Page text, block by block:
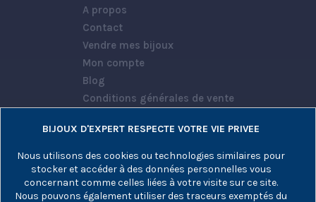
BIJOUX D'EXPERT RESPECTE VOTRE VIE PRIVEE
Nous utilisons des cookies ou technologies similaires pour
stocker et accéder à des données personnelles vous
concernant comme celles liées à votre visite sur ce site.
Nous pouvons également utiliser des traceurs exemptés du
A propos
Contact
Vendre mes bijoux
Mon compte
Blog
Conditions générales de vente
RÉSEAUX SOCIAUX